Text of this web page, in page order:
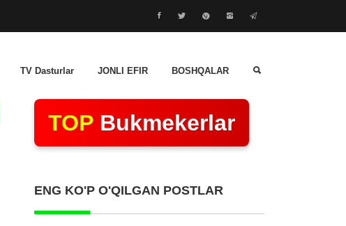
TV Dasturlar JONLI EFIR BOSHQALAR
TOP Bukmekerlar
ENG KO'P O'QILGAN POSTLAR